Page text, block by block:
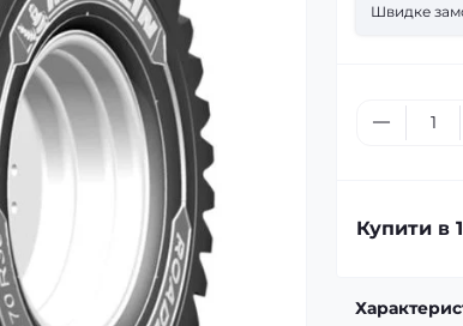
Швидке
Купити в